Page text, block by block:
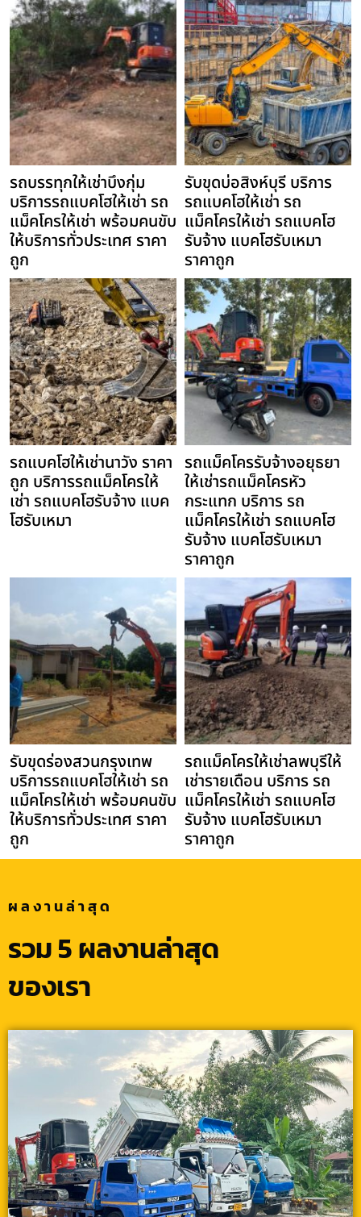
รถบรรทุกให้เช่าบึงกุ่ม
บริการรถแบคโฮให้เช่า รถ
แม็คโครให้เช่า พร้อมคนขับ
ให้บริการทั่วประเทศ ราคา
ถูก
รับขุดบ่อสิงห์บุรี บริการ
รถแบคโฮให้เช่า รถ
แม็คโครให้เช่า รถแบคโฮ
รับจ้าง แบคโฮรับเหมา
ราคาถูก
รถแบคโฮให้เช่านาวัง ราคา
ถูก บริการรถแม็คโครให้
เช่า รถแบคโฮรับจ้าง แบค
โฮรับเหมา
รถแม็คโครรับจ้างอยุธยา
ให้เช่ารถแม็คโครหัว
กระแทก บริการ รถ
แม็คโครให้เช่า รถแบคโฮ
รับจ้าง แบคโฮรับเหมา
ราคาถูก
รับขุดร่องสวนกรุงเทพ
บริการรถแบคโฮให้เช่า รถ
แม็คโครให้เช่า พร้อมคนขับ
ให้บริการทั่วประเทศ ราคา
ถูก
รถแม็คโครให้เช่าลพบุรีให้
เช่ารายเดือน บริการ รถ
แม็คโครให้เช่า รถแบคโฮ
รับจ้าง แบคโฮรับเหมา
ราคาถูก
ผลงานล่าสุด
รวม 5 ผลงานล่าสุด
ของเรา